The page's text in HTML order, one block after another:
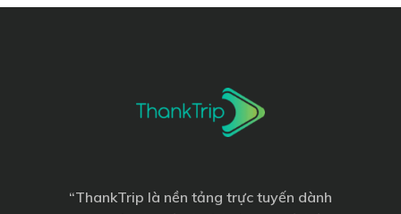
“ThankTrip là nền tảng trực tuyến dành